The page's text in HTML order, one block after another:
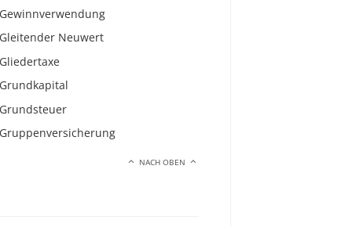
Gewinnverwendung
Gleitender Neuwert
Gliedertaxe
Grundkapital
Grundsteuer
Gruppenversicherung
NACH OBEN